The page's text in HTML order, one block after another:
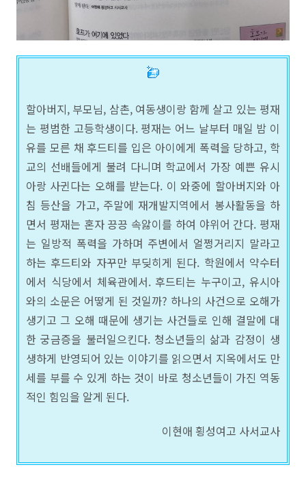
할아버지, 부모님, 삼촌, 여동생이랑 함께 살고 있는 평재
는 평범한 고등학생이다. 평재는 어느 날부터 매일 밤 이
유를 모른 채 후드티를 입은 아이에게 폭력을 당하고, 학
교의 선배들에게 불려 다니며 학교에서 가장 예쁜 유시
아랑 사귄다는 오해를 받는다. 이 와중에 할아버지와 아
침 등산을 가고, 주말에 재개발지역에서 봉사활동을 하
면서 평재는 혼자 끙끙 속앓이를 하여 야위어 간다. 평재
는 일방적 폭력을 가하며 주변에서 얼쩡거리지 말라고
하는 후드티와 자꾸만 부딪히게 된다. 학원에서 약수터
에서 식당에서 체육관에서. 후드티는 누구이고, 유시아
와의 소문은 어떻게 된 것일까? 하나의 사건으로 오해가
생기고 그 오해 때문에 생기는 사건들로 인해 결말에 대
한 궁금증을 불러일으킨다. 청소년들의 삶과 감정이 생
생하게 반영되어 있는 이야기를 읽으면서 지옥에서도 만
세를 부를 수 있게 하는 것이 바로 청소년들이 가진 역동
적인 힘임을 알게 된다.
이현애 횡성여고 사서교사